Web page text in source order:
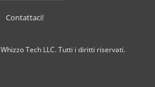
Contattaci!
Tech LLC. Tutti i diritti riservati.